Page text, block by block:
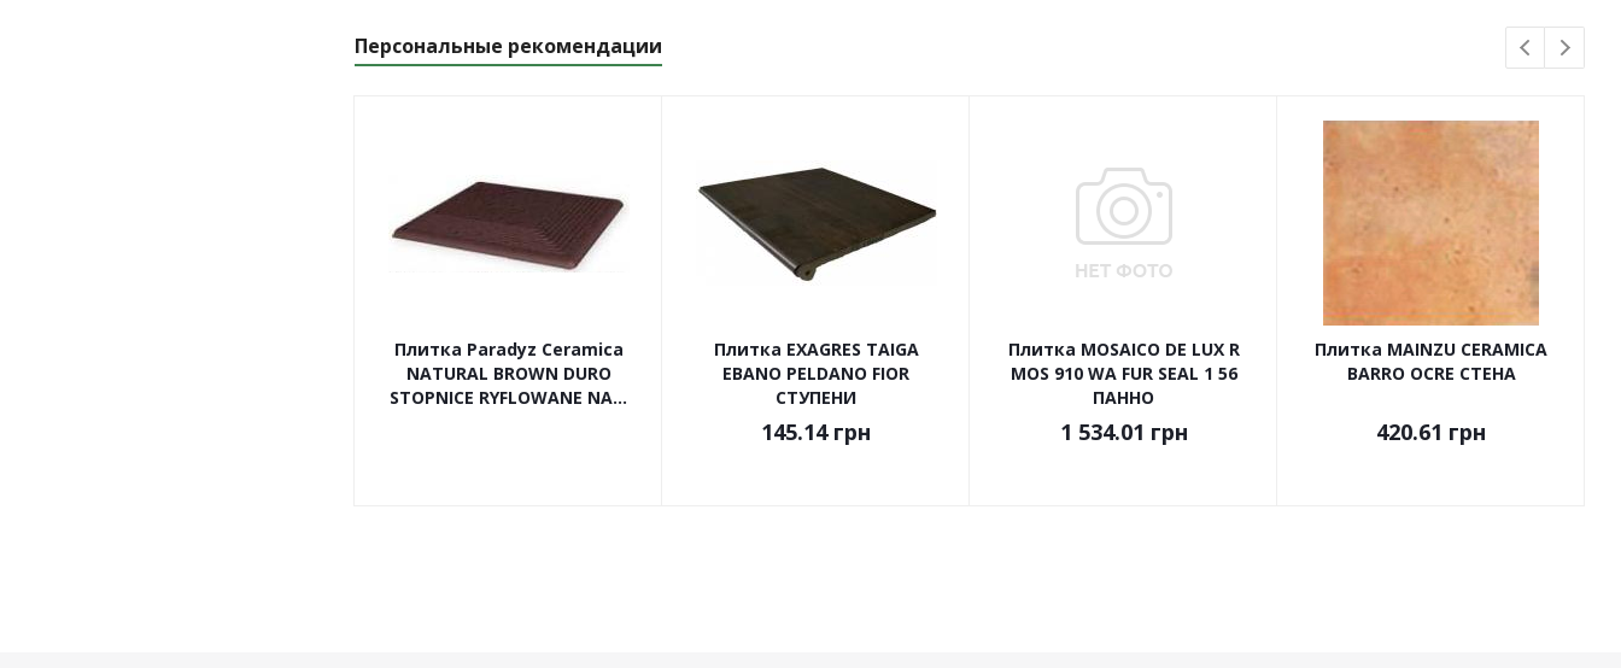
Персональные рекомендации
Плитка Paradyz Ceramica
NATURAL BROWN DURO
STOPNICE RYFLOWANE NA...
Плитка EXAGRES TAIGA
EBANO PELDANO FIOR
СТУПЕНИ
145.14грн
Плитка MOSAICO DE LUX R
MOS 910 WA FUR SEAL 1 56
ПАННО
1 534.01 грн
Плитка MAINZU CERAMICA
BARRO OCRE СТЕНА
420.61 грн